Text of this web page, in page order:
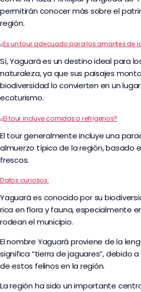
permitirán conocer más sobre el
región.
¿Es un tour adecuado para los amantes de
Sí, Yaguará es un destino ideal para
naturaleza, ya que sus paisajes
biodiversidad lo convierten en un
ecoturismo.
¿El tour incluye comidas o refrigerios?
El tour generalmente incluye una
almuerzo típico de la región, basado
frescos.
Datos curiosos:
Yaguará es conocido por su
rica en flora y fauna, especialmente
rodean el municipio.
El nombre Yaguará proviene de la
significa “tierra de jaguares”, debido
de estos felinos en la región.
La región ha sido un importante